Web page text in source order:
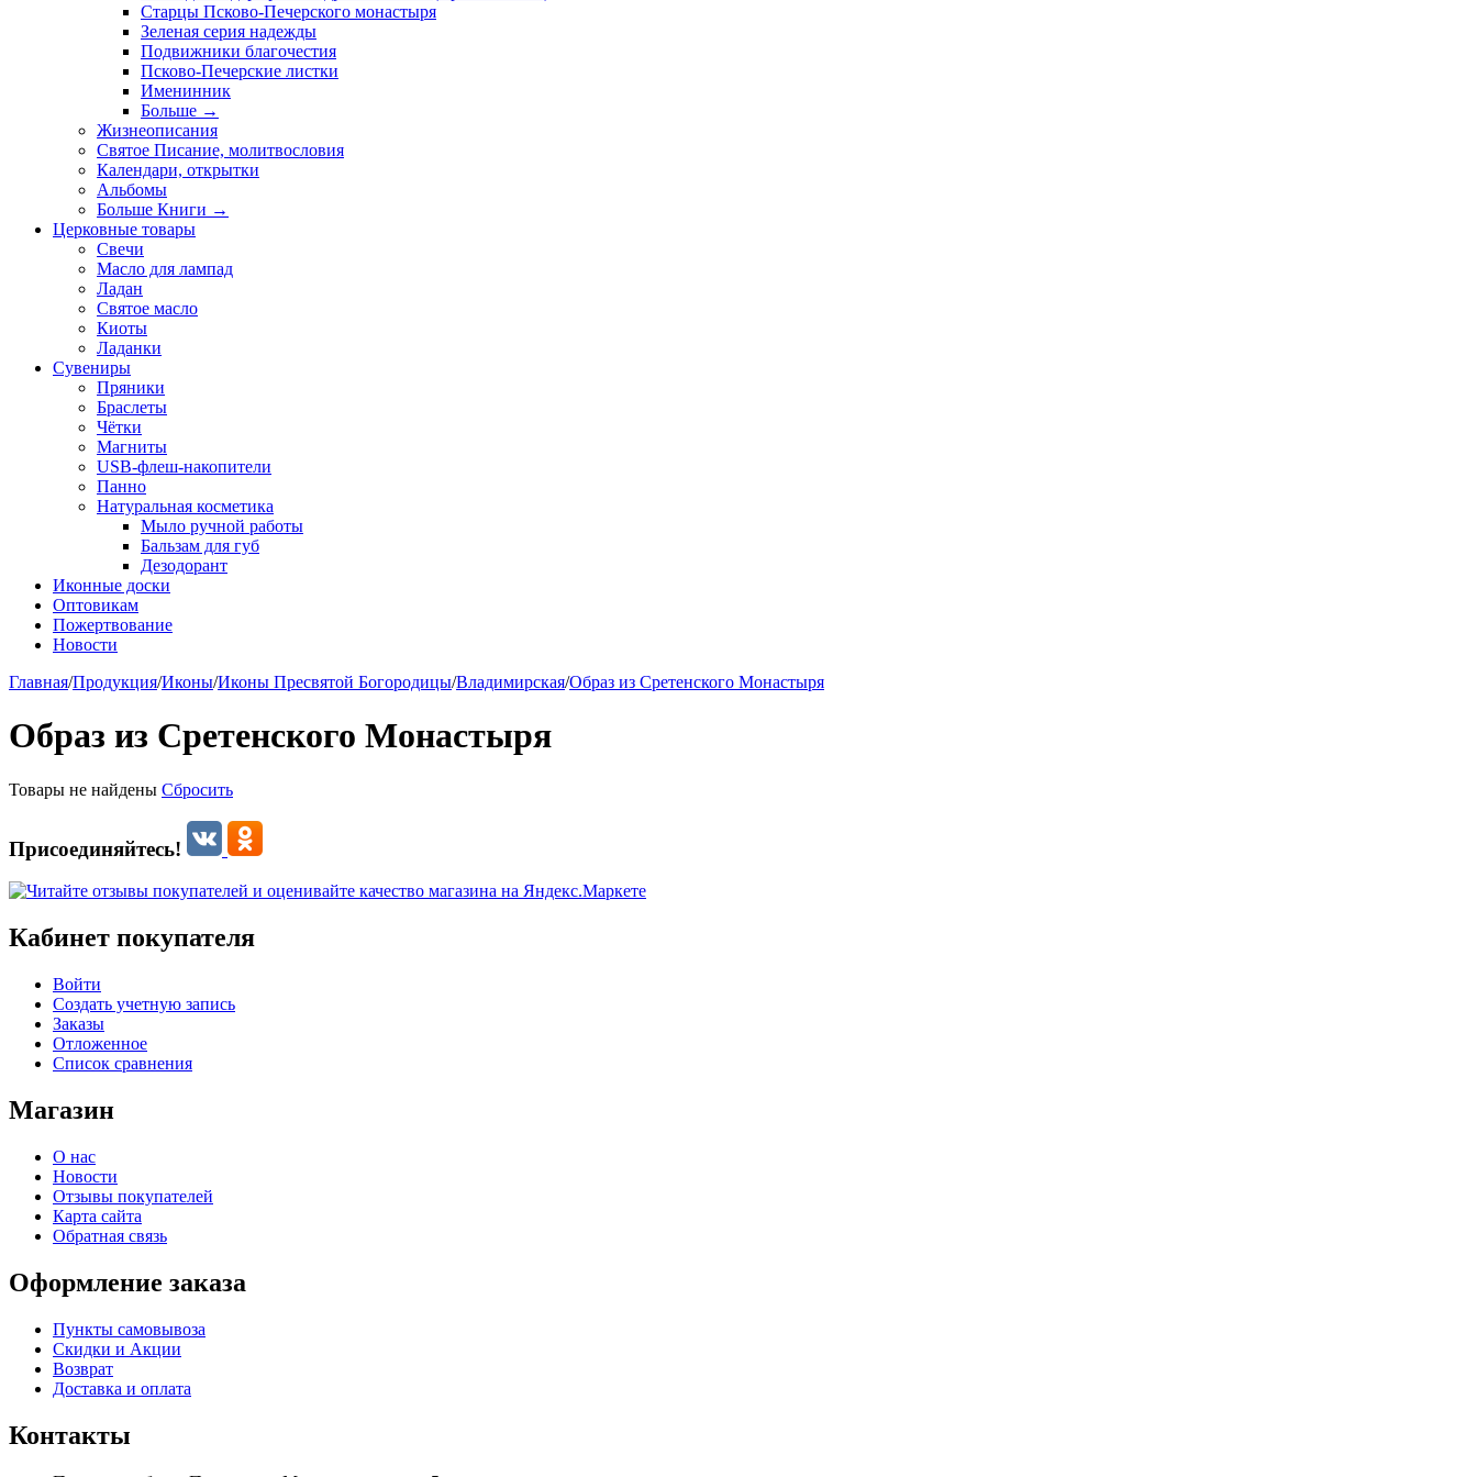
Старцы Псково-Печерского монастыря
Зеленая серия надежды
Подвижники благочестия
Псково-Печерские листки
Именинник
Больше →
Жизнеописания
Святое Писание, молитвословия
Календари, открытки
Альбомы
Больше Книги →
Церковные товары
Свечи
Масло для лампад
Ладан
Святое масло
Киоты
Ладанки
Сувениры
Пряники
Браслеты
Чётки
Магниты
USB-флеш-накопители
Панно
Натуральная косметика
Мыло ручной работы
Бальзам для губ
Дезодорант
Иконные доски
Оптовикам
Пожертвование
Новости
Главная/Продукция/Иконы/Иконы Пресвятой Богородицы/Владимирская/Образ из Сретенского Монастыря
Образ из Сретенского Монастыря
Товары не найдены Сбросить
Присоединяйтесь!
Кабинет покупателя
Войти
Создать учетную запись
Заказы
Отложенное
Список сравнения
Магазин
О нас
Новости
Отзывы покупателей
Карта сайта
Обратная связь
Оформление заказа
Пункты самовывоза
Скидки и Акции
Возврат
Доставка и оплата
Контакты